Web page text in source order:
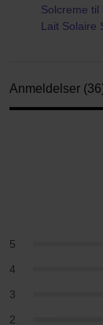
Solcreme til
Lait Solaire
Anmeldelser
5
4
3
2